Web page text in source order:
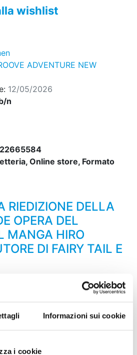
Informazioni sui cookie
i cookie
wishlist
ADVENTURE NEW
12/05/2026
n
Online store, Formato
RIEDIZIONE DELLA
OPERA DEL
MANGA HIRO
DI FAIRY TAIL E
Shiba, i nostri eroi finiscono in
in un luogo sacro protetto da
Ed è proprio lì che giace
giunge anche il momento
Haru a cogliere la verità di